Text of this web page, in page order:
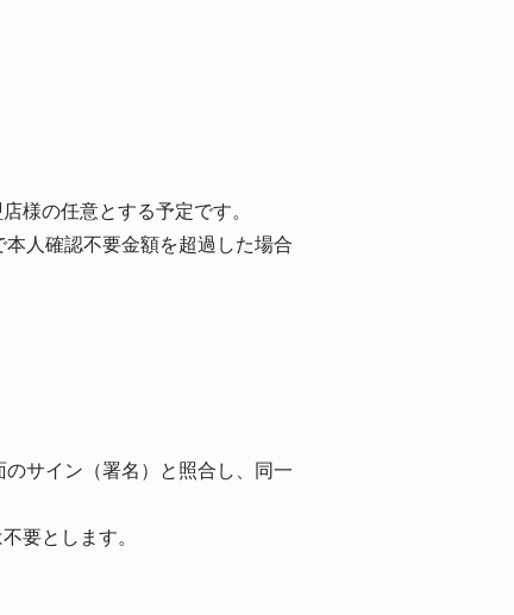
様の任意とする予定です。
人確認不要金額を超過した場合
サイン（署名）と照合し、同一
要とします。